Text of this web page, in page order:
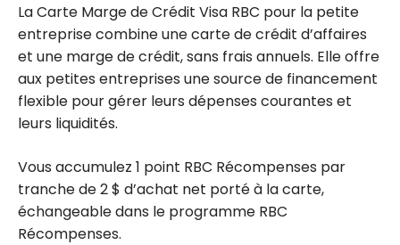
La Carte Marge de Crédit Visa RBC pour la petite
entreprise combine une carte de crédit d’affaires
et une marge de crédit, sans frais annuels. Elle offre
aux petites entreprises une source de financement
flexible pour gérer leurs dépenses courantes et
leurs liquidités.
Vous accumulez 1 point RBC Récompenses par
tranche de 2 $ d’achat net porté à la carte,
échangeable dans le programme RBC
Récompenses.